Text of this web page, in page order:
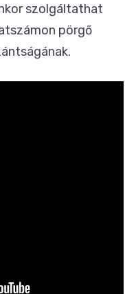
szolgáltathat
pörgő